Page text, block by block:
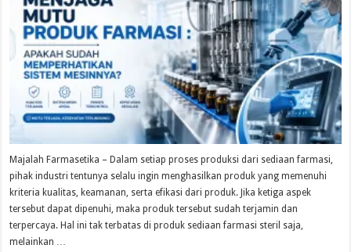
Majalah Farmasetika – Dalam setiap proses produksi dari sediaan farmasi,
pihak industri tentunya selalu ingin menghasilkan produk yang memenuhi
kriteria kualitas, keamanan, serta efikasi dari produk. Jika ketiga aspek
tersebut dapat dipenuhi, maka produk tersebut sudah terjamin dan
terpercaya. Hal ini tak terbatas di produk sediaan farmasi steril saja,
melainkan …